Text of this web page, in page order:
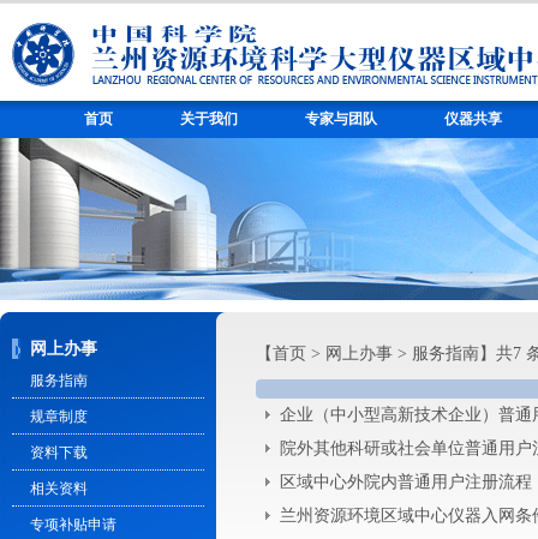
首页 关于我们 专家与团队 仪器共享
网上办事
服务指南
规章制度
资料下载
相关资料
专项补贴申请
【首页 > 网上办事 > 服务指南】共7
企业（中小型高新技术企业）普通
院外其他科研或社会单位普通用户
区域中心外院内普通用户注册流程
兰州资源环境区域中心仪器入网条